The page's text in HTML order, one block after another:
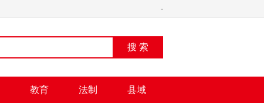
-
搜 索
教育 法制 县域